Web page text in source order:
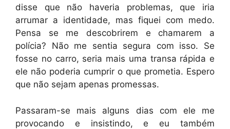
disse que não haveria problemas, que iria
arrumar a identidade, mas fiquei com medo.
Pensa se me descobrirem e chamarem a
polícia? Não me sentia segura com isso. Se
fosse no carro, seria mais uma transa rápida e
ele não poderia cumprir o que prometia. Espero
que não sejam apenas promessas.
Passaram-se mais alguns dias com ele me
provocando e insistindo, e eu também